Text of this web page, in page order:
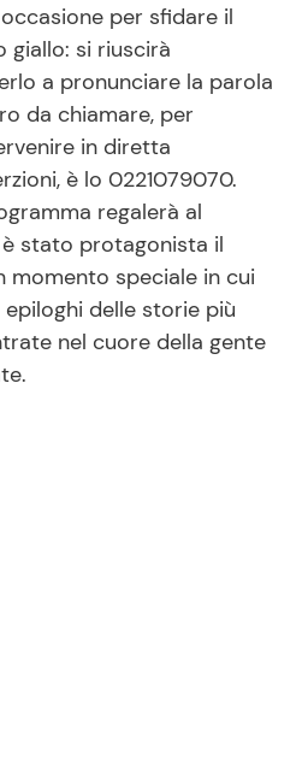
per sfidare il
giallo: si riuscirà
a pronunciare la parola
da chiamare, per
in diretta
è lo 0221079070.
regalerà al
stato protagonista il
momento speciale in cui
delle storie più
nel cuore della gente